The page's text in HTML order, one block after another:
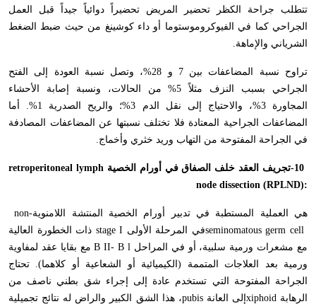
تتطلب جراحة الكظر تحضير المريض تحضيراً دوائياً جيداً قبل العمل
الجراحي كما في الفيوكروموستوما أو داء كوشينغ من حيث ضبط الضغط
الشرياني والإماهة.
تراوح نسبة المضاعفات بين 7 و 28%، وتصل نسبة العودة إلى الفتح
الجراحي بسبب النزف مثلاً 5% من الحالات، ونسبة إصابة الأحشاء
المجاورة 3%، والاحتياج إلى نقل الدم 3%؛ والريح الصدرية 1%. أما
المضاعفات الجراحية المعتادة فلا تختلف نسبتها عن المضاعفات المصادفة
في الجراحة المفتوحة من التهاب وريد خثري وأخماج.
-10تجريف العقد خلف الصفاق في أورام الخصيةretroperitoneal lymph
node dissection (RPLND):
هي العملية المستطبة في تدبير أورام الخصية المنتشة اللامنويةnon-
seminomatous germ cellفي المرحلة الأولى stage I ذات الخطورة العالية
مع مشعرات ورمية سلبية، أو في المراحل B II- B l مع بقايا عقد لمفاوية
ورمية بعد العلاجات المتممة (الكيميائية أو الشعاعية أو كلاهما). تحتاج
الجراحة المفتوحة التي تستخدم عادة إلى إجراء شق بطني ناصف من
الرهابة xiphoid إلى العانة pubis، هذا الشق الكبير والراض له نتائج تجميلية